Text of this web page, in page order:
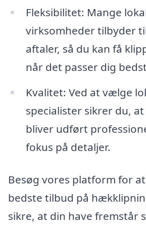
Fleksibilitet: Mange
virksomheder tilbyder
aftaler, så du kan få
når det passer dig
Kvalitet: Ved at vælge
specialister sikrer du,
bliver udført
fokus på detaljer.
Besøg vores platform for
bedste tilbud på
sikre, at din have fremstår